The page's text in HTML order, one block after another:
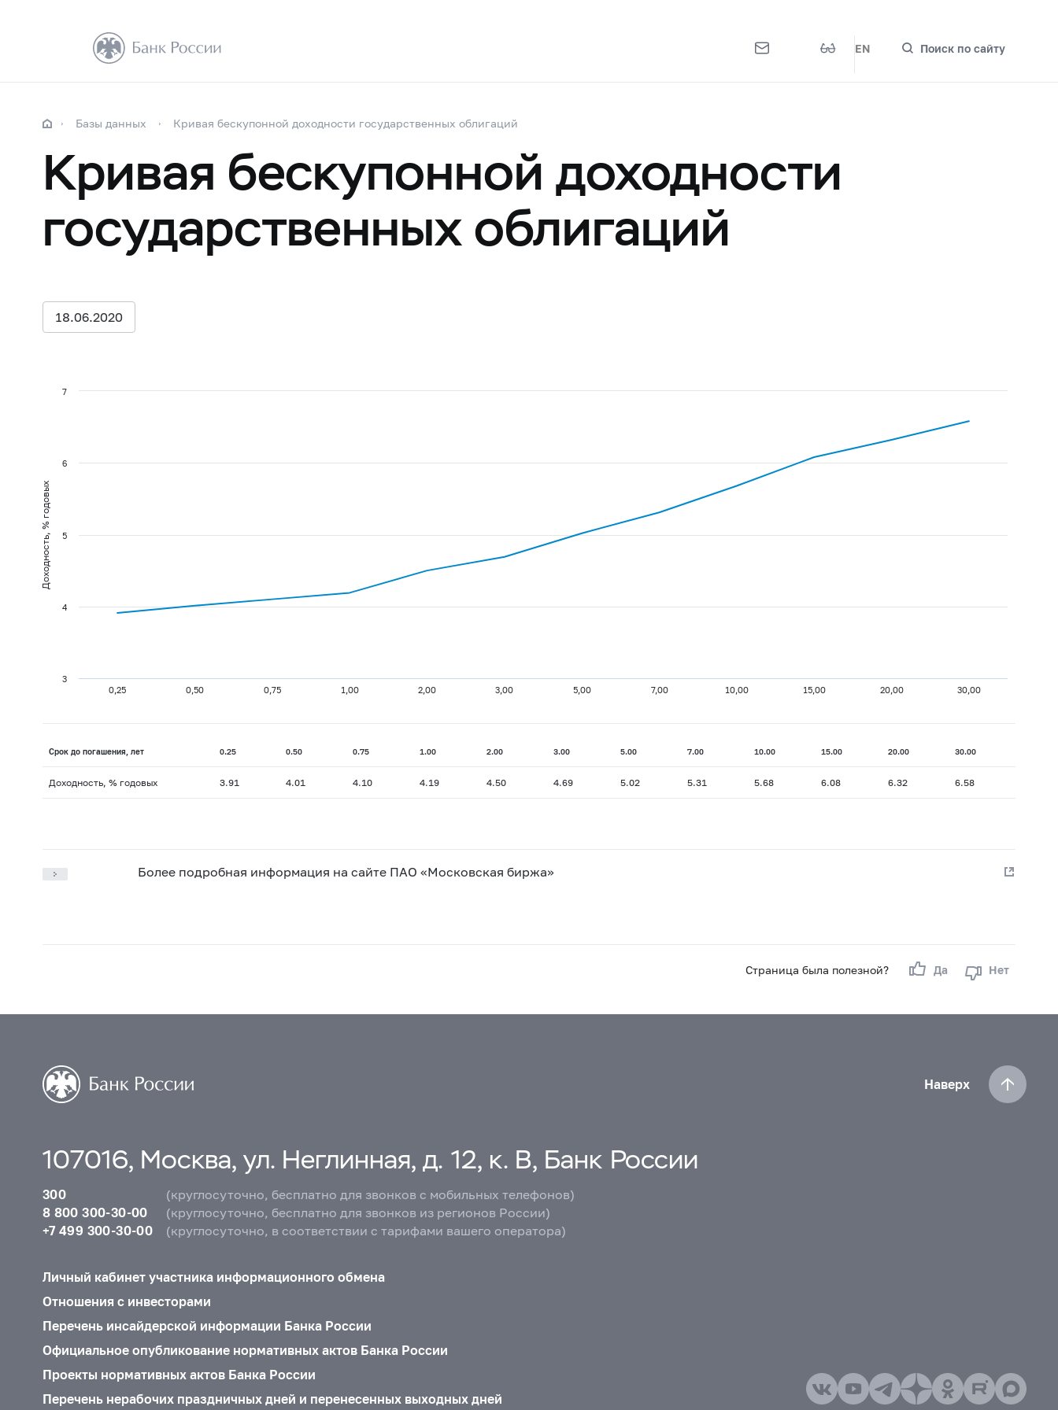
EN Поиск по сайту
Базы данных Кривая бескупонной доходности государственных облигаций
Кривая бескупонной доходности
государственных облигаций
18.06.2020
Доходность, % годовых
0,25 0,50 0,75 1,00 2,00 3,00 5,00 7,00 10,00 15,00 20,00 30,00
3
4
5
6
7
Срок до погашения, лет 0.25 0.50 0.75 1.00 2.00 3.00 5.00 7.00 10.00 15.00 20.00 30.00
Доходность, % годовых 3.91 4.01 4.10 4.19 4.50 4.69 5.02 5.31 5.68 6.08 6.32 6.58
Более подробная информация на сайте ПАО «Московская биржа»
Страница была полезной? Да Нет
Наверх
107016, Москва, ул. Неглинная, д. 12, к. В, Банк России
300
(круглосуточно, бесплатно для звонков с мобильных телефонов)
8 800 300-30-00
(круглосуточно, бесплатно для звонков из регионов России)
+7 499 300-30-00
(круглосуточно, в соответствии с тарифами вашего оператора)
Личный кабинет участника информационного обмена
Отношения с инвесторами
Перечень инсайдерской информации Банка России
Официальное опубликование нормативных актов Банка России
Проекты нормативных актов Банка России
Перечень нерабочих праздничных дней и перенесенных выходных дней